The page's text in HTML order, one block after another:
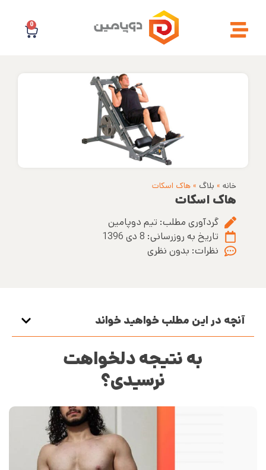
0
خانه » بلاگ » هاک اسکات
هاک اسکات
گردآوری مطلب: تیم دوپامین
تاریخ به روزرسانی: 8 دی 1396
نظرات: بدون نظری
آنچه در این مطلب خواهید خواند
به نتیجه دلخواهت
نرسیدی؟